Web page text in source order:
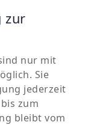
zur
nur mit
Sie
jederzeit
zum
bleibt vom